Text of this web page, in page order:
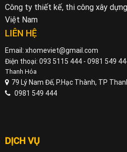
Công ty thiết kế, thi công xây
Việt Nam
LIÊN HỆ
Email: xhomeviet@gmail.com
Điện thoại: 093 5115 444 - 0981 549
Thanh Hóa
79 Lý Nam Đế, P.Hạc Thành, TP
0981 549 444
DỊCH VỤ